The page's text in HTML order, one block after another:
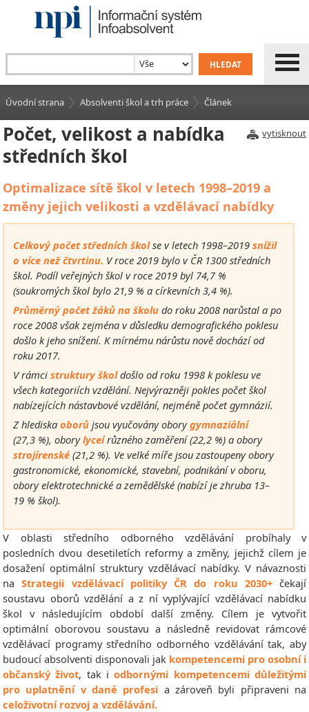
Úvodní strana Absolventi škol a trh práce Článek
vytisknout
Počet, velikost a nabídka
středních škol
Optimalizace sítě škol v letech 1998–2019 a
změny jejich velikosti a vzdělávací nabídky
Celkový počet středních školse v letech 1998–2019snížil
o více než čtvrtinu. V roce 2019 bylo v ČR 1300 středních
škol. Podíl veřejných škol v roce 2019 byl 74,7 %
(soukromých škol bylo 21,9 % a církevních 3,4 %).
Průměrný počet žáků na školu do roku 2008 narůstal a po
roce 2008 však zejména v důsledku demografického poklesu
došlo k jeho snížení. K mírnému nárůstu nově dochází od
roku 2017.
V rámcistruktury školdošlo od roku 1998 k poklesu ve
všech kategoriích vzdělání. Nejvýrazněji pokles počet škol
nabízejících nástavbové vzdělání, nejméně počet gymnázií.
Z hlediska oborů jsou vyučovány oborygymnaziální
(27,3 %), oborylyceírůzného zaměření (22,2 %) a obory
strojírenské (21,2 %). Ve velké míře jsou zastoupeny obory
gastronomické, ekonomické, stavební, podnikání v oboru,
obory elektrotechnické a zemědělské (nabízí je zhruba 13–
19 % škol).
V oblasti středního odborného vzdělávání probíhaly v
posledních dvou desetiletích reformy a změny, jejichž cílem je
dosažení optimální struktury vzdělávací nabídky. V návaznosti
naStrategii vzdělávací politiky ČR do roku 2030+čekají
soustavu oborů vzdělání a z ní vyplývající vzdělávací nabídku
škol v následujícím období další změny. Cílem je vytvořit
optimální oborovou soustavu a následně revidovat rámcové
vzdělávací programy středního odborného vzdělávání tak, aby
budoucí absolventi disponovali jak kompetencemi pro osobní i
občanský život, tak iodbornými kompetencemi důležitými
pro uplatnění v dané profesi a zároveň byli připraveni na
celoživotní rozvoj a vzdělávání.